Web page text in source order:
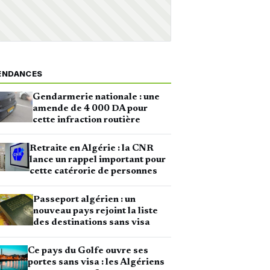
Gendarmerie nationale : une
amende de 4 000 DA pour
cette infraction routière
Retraite en Algérie : la CNR
lance un rappel important pour
cette catérorie de personnes
Passeport algérien : un
nouveau pays rejoint la liste
des destinations sans visa
Ce pays du Golfe ouvre ses
portes sans visa : les Algériens